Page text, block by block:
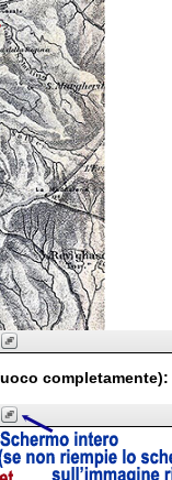
completamente):